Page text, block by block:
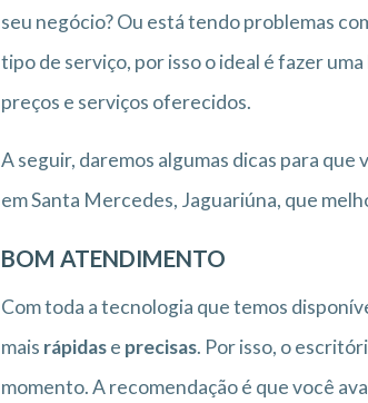
seu negócio? Ou está tendo problemas
tipo de serviço, por isso o ideal é fazer
preços e serviços oferecidos.
A seguir, daremos algumas dicas para
em Santa Mercedes, Jaguariúna, que
BOM ATENDIMENTO
Com toda a tecnologia que temos
mais rápidase precisas. Por isso, o
momento. A recomendação é que você